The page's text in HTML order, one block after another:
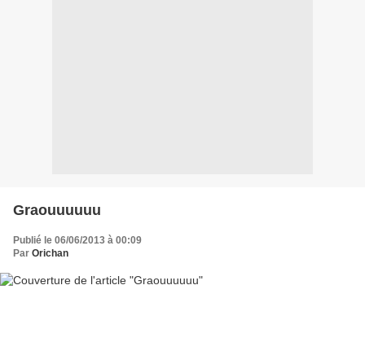
Graouuuuuu
Publié le 06/06/2013 à 00:09
Par Orichan